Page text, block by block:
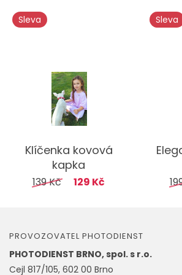
Sleva
Klíčenka kovová
kapka
139 Kč 129 Kč
Sleva
PROVOZOVATEL PHOTODIENST
PHOTODIENST BRNO, spol. s r.o.
Cejl 817/105, 602 00 Brno